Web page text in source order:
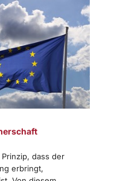
dass der
erbringt,